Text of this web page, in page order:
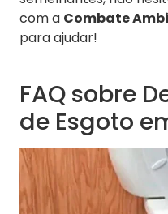
com a Combate
para ajudar!
FAQ sobre
de Esgoto